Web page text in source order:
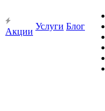
Акции
Услуги Блог